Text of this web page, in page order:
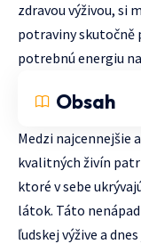
zdravou výživou, si
potraviny skutočně
potrebnú energiu
Obsah
Medzi najcennejšie
kvalitných živín
ktoré v sebe
látok. Táto
ľudskej výžive a